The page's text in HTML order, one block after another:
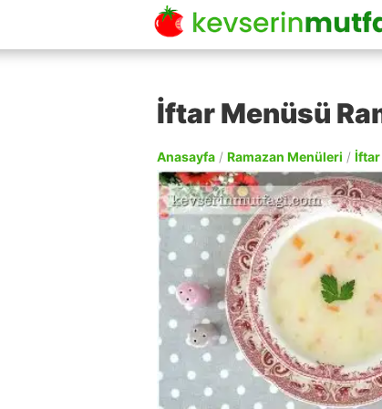
İftar Menüsü
Anasayfa / Ramazan Menüleri / İftar